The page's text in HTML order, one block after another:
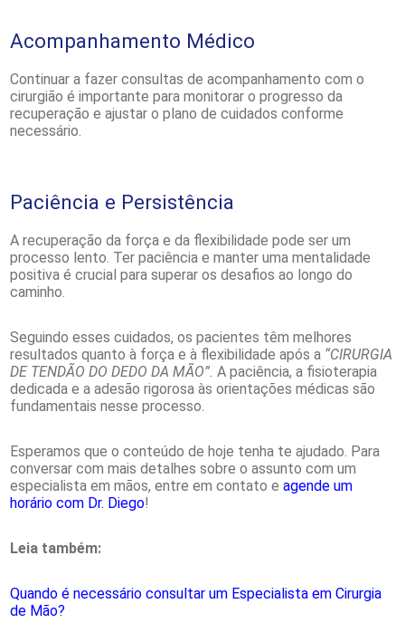
Acompanhamento Médico
Continuar a fazer consultas de acompanhamento com o
cirurgião é importante para monitorar o progresso da
recuperação e ajustar o plano de cuidados conforme
necessário.
Paciência e Persistência
A recuperação da força e da flexibilidade pode ser um
processo lento. Ter paciência e manter uma mentalidade
positiva é crucial para superar os desafios ao longo do
caminho.
Seguindo esses cuidados, os pacientes têm melhores
resultados quanto à força e à flexibilidade após a “CIRURGIA
DE TENDÃO DO DEDO DA MÃO”.A paciência, a fisioterapia
dedicada e a adesão rigorosa às orientações médicas são
fundamentais nesse processo.
Esperamos que o conteúdo de hoje tenha te ajudado. Para
conversar com mais detalhes sobre o assunto com um
especialista em mãos, entre em contato eagende um
horário com Dr. Diego!
Leia também:
Quando é necessário consultar um Especialista em Cirurgia
de Mão?